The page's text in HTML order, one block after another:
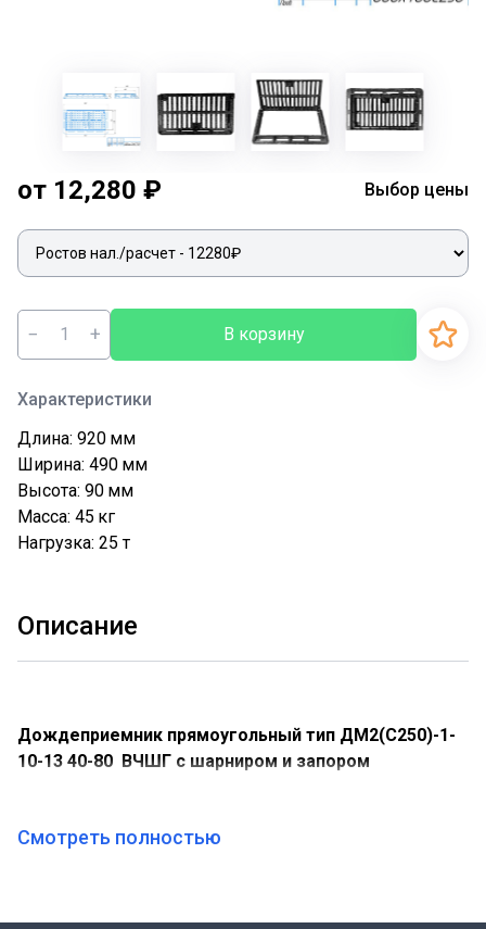
от 12,280 ₽ Выбор цены
− + В корзину
Характеристики
Длина: 920 мм
Ширина: 490 мм
Высота: 90 мм
Масса: 45 кг
Нагрузка: 25т
Описание
Дождеприемник прямоугольный тип ДМ2(С250)-1-
10-13 40-80 ВЧШГ с шарниром и запором
Основные данные и характеристики:
Длина корпуса- 920 мм;
Смотреть полностью